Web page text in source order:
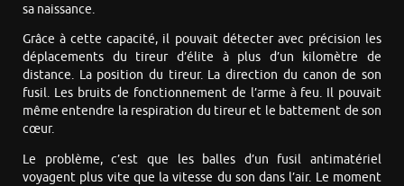
sa naissance.
Grâce à cette capacité, il pouvait détecter avec précision les
déplacements du tireur d’élite à plus d’un kilomètre de
distance. La position du tireur. La direction du canon de son
fusil. Les bruits de fonctionnement de l’arme à feu. Il pouvait
même entendre la respiration du tireur et le battement de son
cœur.
Le problème, c’est que les balles d’un fusil antimatériel
voyagent plus vite que la vitesse du son dans l’air. Le moment